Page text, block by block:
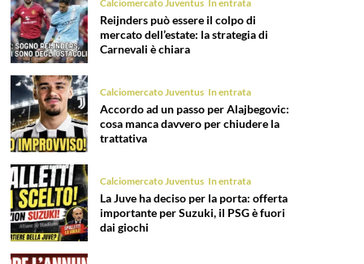
Calciomercato Juventus In entrata
Reijnders può essere il colpo di
mercato dell’estate: la strategia di
Carnevali è chiara
Calciomercato Juventus In entrata
Accordo ad un passo per Alajbegovic:
cosa manca davvero per chiudere la
trattativa
Calciomercato Juventus In entrata
La Juve ha deciso per la porta: offerta
importante per Suzuki, il PSG è fuori
dai giochi